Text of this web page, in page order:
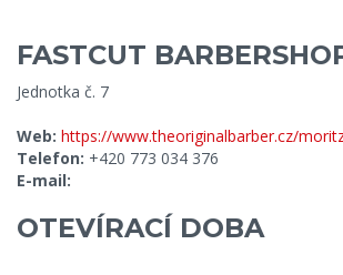
FASTCUT
Jednotka č. 7
Web: https://www.theoriginalbarber.cz/
Telefon: +420 773 034 376
E-mail:
OTEVÍRACÍ DOBA